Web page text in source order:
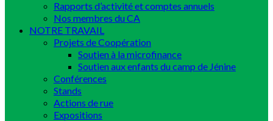
Rapports d’activité et comptes annuels
Nos membres du CA
NOTRE TRAVAIL
Projets de Coopération
Soutien à la microfinance
Soutien aux enfants du camp de Jénine
Conférences
Stands
Actions de rue
Expositions